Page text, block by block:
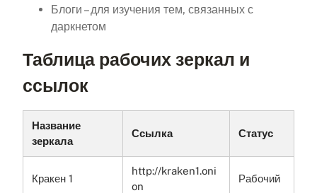
Блоги – для изучения тем, связанных с
даркнетом
Таблица рабочих зеркал и
ссылок
Название
зеркала
Ссылка Статус
Кракен 1
http://kraken1.oni
on
Рабочий